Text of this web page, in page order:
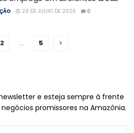
29 DE JULHO DE 2026 0
2 … 5
e esteja sempre à frente
promissores na Amazônia.